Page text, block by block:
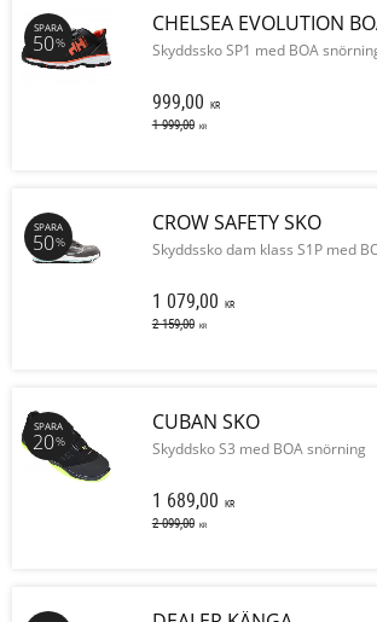
CHELSEA EVOLUTION
Skyddssko SP1 med BOA
999,00 KR
1 999,00 KR
SPARA
50%
CROW SAFETY SKO
Skyddssko dam klass S1P med
1 079,00 KR
2 159,00 KR
SPARA
50%
CUBAN SKO
Skyddsko S3 med BOA snörning
1 689,00 KR
2 099,00 KR
SPARA
20%